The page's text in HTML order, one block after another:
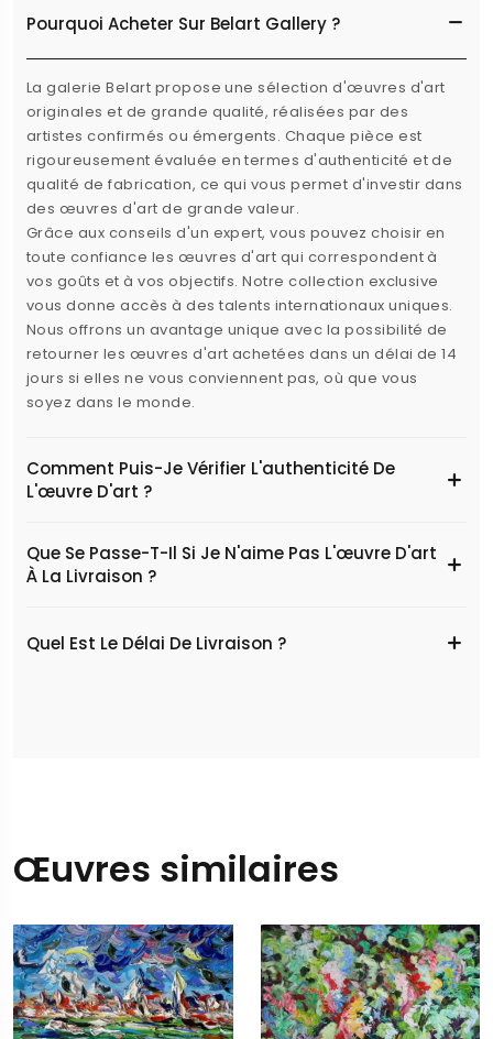
Pourquoi Acheter Sur Belart Gallery ?
La galerie Belart propose une sélection d'œuvres d'art
originales et de grande qualité, réalisées par des
artistes confirmés ou émergents. Chaque pièce est
rigoureusement évaluée en termes d'authenticité et de
qualité de fabrication, ce qui vous permet d'investir dans
des œuvres d'art de grande valeur.
Grâce aux conseils d'un expert, vous pouvez choisir en
toute confiance les œuvres d'art qui correspondent à
vos goûts et à vos objectifs. Notre collection exclusive
vous donne accès à des talents internationaux uniques.
Nous offrons un avantage unique avec la possibilité de
retourner les œuvres d'art achetées dans un délai de 14
jours si elles ne vous conviennent pas, où que vous
soyez dans le monde.
Comment Puis-Je Vérifier L'authenticité De
L'œuvre D'art ?
Que Se Passe-T-Il Si Je N'aime Pas L'œuvre D'art
À La Livraison ?
Quel Est Le Délai De Livraison ?
Œuvres similaires